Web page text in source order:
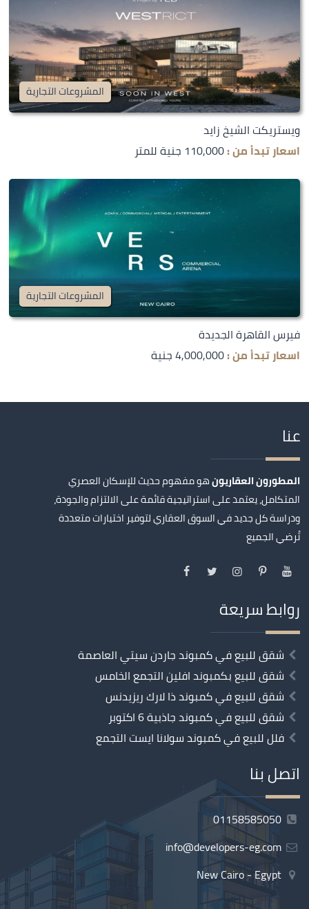
المشروعات التجارية
ويستريكت الشيخ زايد
اسعار تبدأ من :110,000 جنية للمتر
المشروعات التجارية
فيرس القاهرة الجديدة
اسعار تبدأ من :4,000,000 جنية
عنا
المطورون العقاريونهو مفهوم حديث للإسكان العصري
المتكامل، يعتمد على استراتيجية قائمة على الالتزام والجودة،
ودراسة كل جديد في السوق العقاري لتوفير اختيارات متعددة
تُرضي الجميع
روابط سريعة
شقق للبيع في كمبوند جاردن سيتي العاصمة
شقق للبيع بكمبوند افلين التجمع الخامس
شقق للبيع في كمبوند ذا لارك ريزيدنس
شقق للبيع في كمبوند جاذبية 6 اكتوبر
فلل للبيع في كمبوند سولانا ايست التجمع
اتصل بنا